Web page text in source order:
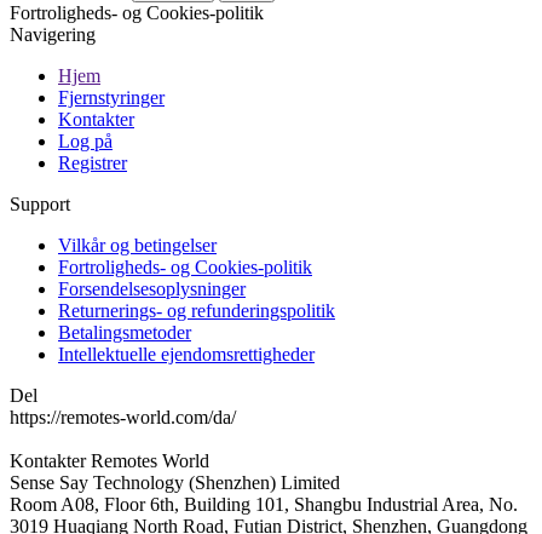
Fortroligheds- og Cookies-politik
Navigering
Hjem
Fjernstyringer
Kontakter
Log på
Registrer
Support
Vilkår og betingelser
Fortroligheds- og Cookies-politik
Forsendelsesoplysninger
Returnerings- og refunderingspolitik
Betalingsmetoder
Intellektuelle ejendomsrettigheder
Del
https://remotes-world.com/da/
Kontakter Remotes World
Sense Say Technology (Shenzhen) Limited
Room A08, Floor 6th, Building 101, Shangbu Industrial Area, No.
3019 Huaqiang North Road, Futian District, Shenzhen, Guangdong